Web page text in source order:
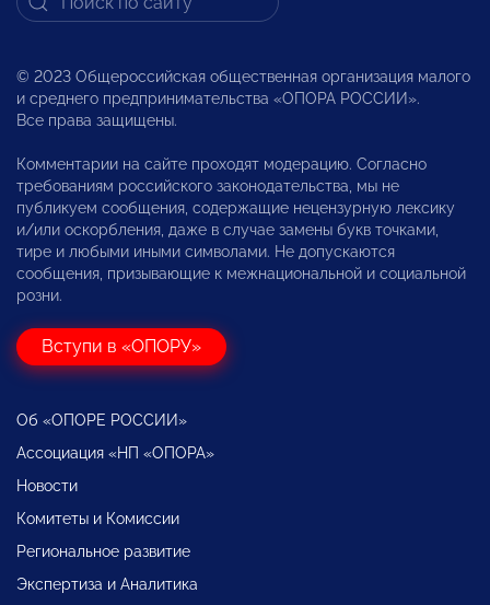
© 2023 Общероссийская общественная организация малого
и среднего предпринимательства «ОПОРА РОССИИ».
Все права защищены.
Комментарии на сайте проходят модерацию. Согласно
требованиям российского законодательства, мы не
публикуем сообщения, содержащие нецензурную лексику
и/или оскорбления, даже в случае замены букв точками,
тире и любыми иными символами. Не допускаются
сообщения, призывающие к межнациональной и социальной
розни.
Вступи в «ОПОРУ»
Об «ОПОРЕ РОССИИ»
Ассоциация «НП «ОПОРА»
Новости
Комитеты и Комиссии
Региональное развитие
Экспертиза и Аналитика